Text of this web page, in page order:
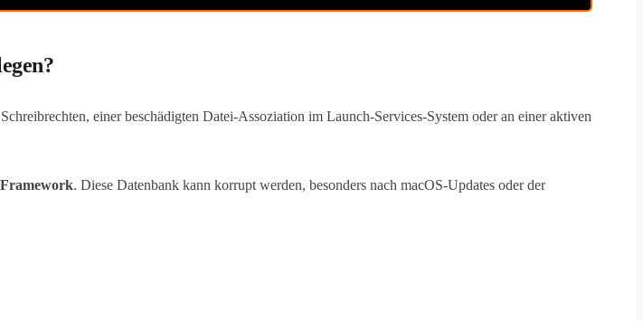
einer beschädigten Datei-Assoziation im Launch-Services-System oder an einer aktiven
. Diese Datenbank kann korrupt werden, besonders nach macOS-Updates oder der